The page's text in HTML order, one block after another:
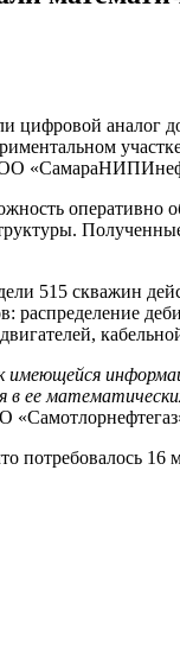
цифровой
оперативно
515 скважин
распределение
имеющейся
в ее
потребовалось